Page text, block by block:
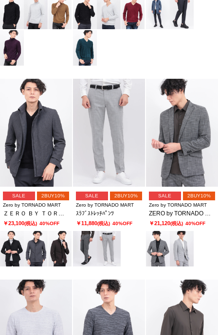
SALE
2BUY10%
Zero by TORNADO MART
ＺＥＲＯ ＢＹ ＴＯＲＮＡＤＯ ＭＡＲＴ∴カチオンツイルカエシエリライナーツキジャケット
￥23,100(税込) 40%OFF
SALE
2BUY10%
Zero by TORNADO MART
ｽﾗﾌﾞｽﾄﾚｯﾁﾊﾟﾝﾂ
￥11,880(税込) 40%OFF
SALE
2BUY10%
Zero by TORNADO MART
ZERO by TORNADO MART∴スラブストレッチジャケット
￥21,120(税込) 40%OFF